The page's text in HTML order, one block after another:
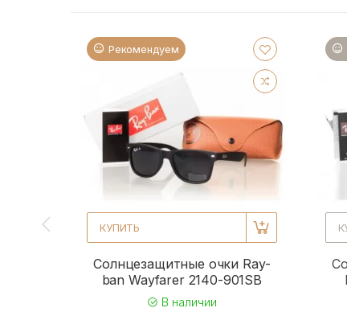
Рекомендуем
КУПИТЬ
Солнцезащитные очки Ray-
ban Wayfarer 2140-901SB
В наличии